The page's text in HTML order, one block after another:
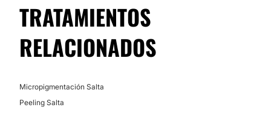
TRATAMIENTOS
RELACIONADOS
Micropigmentación Salta
Peeling Salta